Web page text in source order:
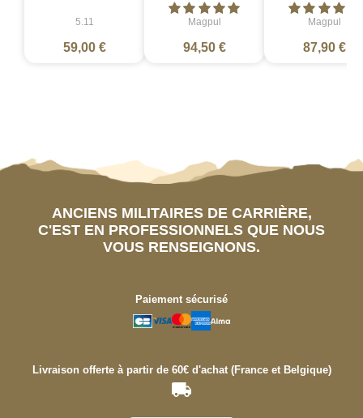
5.11
59,00 €
Magpul
94,50 €
Magpul
87,90 €
ANCIENS MILITAIRES DE CARRIÈRE,
C'EST EN PROFESSIONNELS QUE NOUS
VOUS RENSEIGNONS.
Paiement sécurisé
Livraison offerte à partir de 60€ d'achat (France et Belgique)